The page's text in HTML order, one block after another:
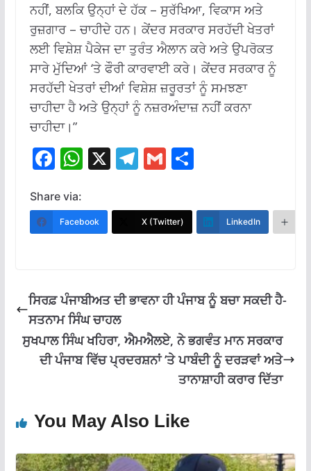
ਨਹੀਂ, ਬਲਕਿ ਉਨ੍ਹਾਂ ਦੇ ਹੱਕ – ਸੁਰੱਖਿਆ, ਵਿਕਾਸ ਅਤੇ
ਰੁਜ਼ਗਾਰ – ਚਾਹੀਦੇ ਹਨ। ਕੇਂਦਰ ਸਰਕਾਰ ਸਰਹੱਦੀ ਖੇਤਰਾਂ
ਲਈ ਵਿਸ਼ੇਸ਼ ਪੈਕੇਜ ਦਾ ਤੁਰੰਤ ਐਲਾਨ ਕਰੇ ਅਤੇ ਉਪਰੋਕਤ
ਸਾਰੇ ਮੁੱਦਿਆਂ ‘ਤੇ ਫੌਰੀ ਕਾਰਵਾਈ ਕਰੇ। ਕੇਂਦਰ ਸਰਕਾਰ ਨੂੰ
ਸਰਹੱਦੀ ਖੇਤਰਾਂ ਦੀਆਂ ਵਿਸ਼ੇਸ਼ ਜ਼ਰੂਰਤਾਂ ਨੂੰ ਸਮਝਣਾ
ਚਾਹੀਦਾ ਹੈ ਅਤੇ ਉਨ੍ਹਾਂ ਨੂੰ ਨਜ਼ਰਅੰਦਾਜ਼ ਨਹੀਂ ਕਰਨਾ
ਚਾਹੀਦਾ।”
F
e
b
k
W
at
s
p
X T
e
gr
G
ai
l
S
ar
e
Share via:
Facebook X (Twitter) LinkedIn
ਸਿਰਫ਼ ਪੰਜਾਬੀਅਤ ਦੀ ਭਾਵਨਾ ਹੀ ਪੰਜਾਬ ਨੂੰ ਬਚਾ ਸਕਦੀ ਹੈ-
ਸਤਨਾਮ ਸਿੰਘ ਚਾਹਲ
ਸੁਖਪਾਲ ਸਿੰਘ ਖਹਿਰਾ, ਐਮਐਲਏ, ਨੇ ਭਗਵੰਤ ਮਾਨ ਸਰਕਾਰ
ਦੀ ਪੰਜਾਬ ਵਿੱਚ ਪ੍ਰਦਰਸ਼ਨਾਂ ’ਤੇ ਪਾਬੰਦੀ ਨੂੰ ਦਰੜਵਾਂ ਅਤੇ
ਤਾਨਾਸ਼ਾਹੀ ਕਰਾਰ ਦਿੱਤਾ
You May Also Like